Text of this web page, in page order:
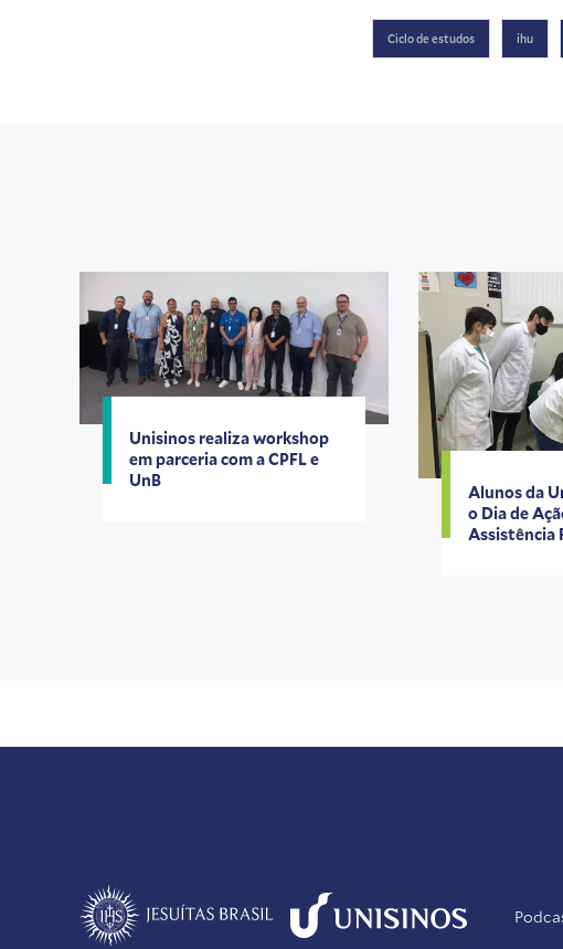
Ciclo de estudos ihu
Unisinos realiza workshop
em parceria com a CPFL e
UnB
Alunos da
o Dia de
Assistência